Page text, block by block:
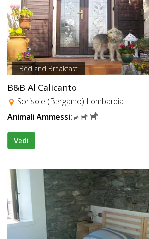
Bed and Breakfast
B&B Al Calicanto
Sorisole (Bergamo) Lombardia
Animali Ammessi:
Vedi